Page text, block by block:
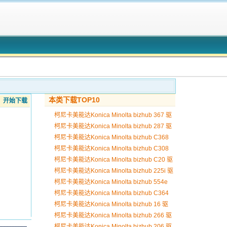
开始下载 本类下载TOP10
柯尼卡美能达Konica Minolta bizhub 367 驱
动
柯尼卡美能达Konica Minolta bizhub 287 驱
动
柯尼卡美能达Konica Minolta bizhub C368
驱动
柯尼卡美能达Konica Minolta bizhub C308
驱动
柯尼卡美能达Konica Minolta bizhub C20 驱
动
柯尼卡美能达Konica Minolta bizhub 225i 驱
动
柯尼卡美能达Konica Minolta bizhub 554e
驱动
柯尼卡美能达Konica Minolta bizhub C364
驱动
柯尼卡美能达Konica Minolta bizhub 16 驱
动
柯尼卡美能达Konica Minolta bizhub 266 驱